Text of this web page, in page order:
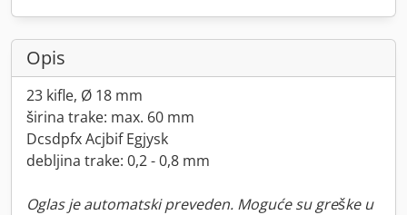
Opis
23 kifle, Ø 18 mm
širina trake: max. 60 mm
Dcsdpfx Acjbif Egjysk
debljina trake: 0,2 - 0,8 mm
Oglas je automatski preveden. Moguće su greške u